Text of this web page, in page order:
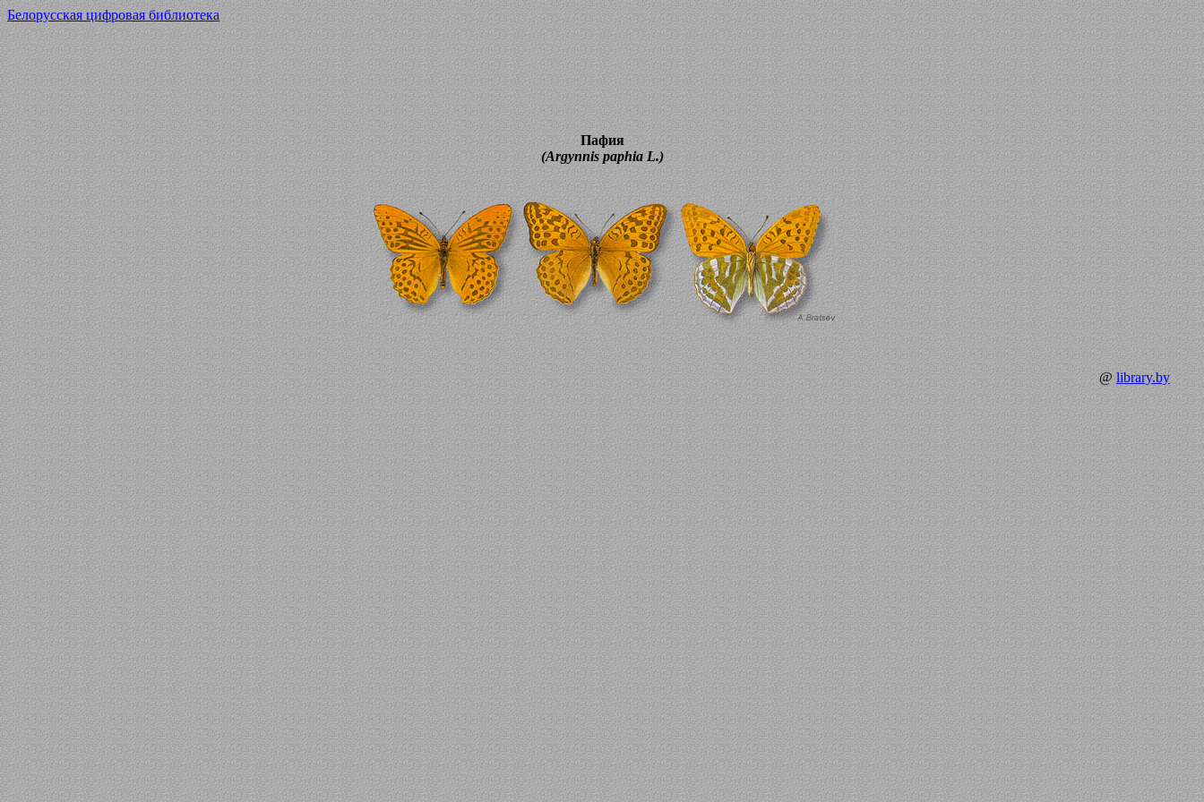
Белорусская цифровая библиотека
Пафия
(Argynnis paphia L.)
@library.by